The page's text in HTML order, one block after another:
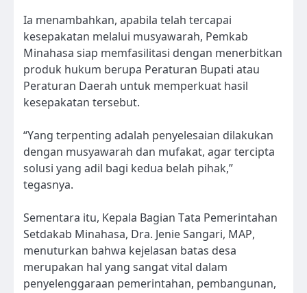
Ia menambahkan, apabila telah tercapai
kesepakatan melalui musyawarah, Pemkab
Minahasa siap memfasilitasi dengan menerbitkan
produk hukum berupa Peraturan Bupati atau
Peraturan Daerah untuk memperkuat hasil
kesepakatan tersebut.
“Yang terpenting adalah penyelesaian dilakukan
dengan musyawarah dan mufakat, agar tercipta
solusi yang adil bagi kedua belah pihak,”
tegasnya.
Sementara itu, Kepala Bagian Tata Pemerintahan
Setdakab Minahasa, Dra. Jenie Sangari, MAP,
menuturkan bahwa kejelasan batas desa
merupakan hal yang sangat vital dalam
penyelenggaraan pemerintahan, pembangunan,